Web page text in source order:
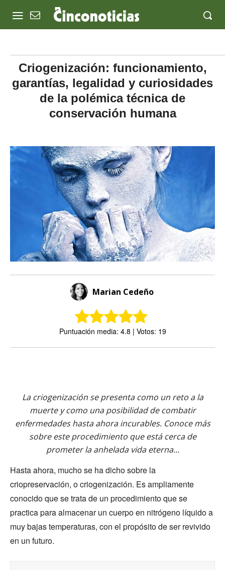
Criogenización: funcionamiento,
garantías, legalidad y curiosidades
de la polémica técnica de
conservación humana
Marian Cedeño
Puntuación media: 4.8 | Votos: 19
La criogenización se presenta como un reto a la
muerte y como una posibilidad de combatir
enfermedades hasta ahora incurables. Conoce más
sobre este procedimiento que está cerca de
prometer la anhelada vida eterna...
Hasta ahora, mucho se ha dicho sobre la
criopreservación, o criogenización. Es ampliamente
conocido que se trata de un procedimiento que se
practica para almacenar un cuerpo en nitrógeno líquido a
muy bajas temperaturas, con el propósito de ser revivido
en un futuro.